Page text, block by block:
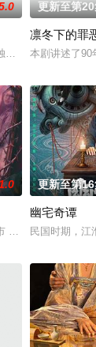
连载漫画《吾凰
更新至第20
凛冬下的罪
本剧讲述了90
海南越酷文化传媒
更新至第
幽宅奇谭
民国时期，江